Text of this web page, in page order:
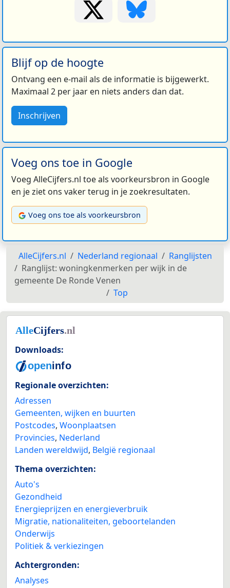
Blijf op de hoogte
Ontvang een e-mail als de informatie is bijgewerkt.
Maximaal 2 per jaar en niets anders dan dat.
Inschrijven
Voeg ons toe in Google
Voeg AlleCijfers.nl toe als voorkeursbron in Google
en je ziet ons vaker terug in je zoekresultaten.
Voeg ons toe als voorkeursbron
AlleCijfers.nl Nederland regionaal
Ranglijsten
Ranglijst: woningkenmerken per wijk in de
gemeente De Ronde Venen
Top
Downloads:
Regionale overzichten:
Adressen
Gemeenten, wijken en buurten
Postcodes, Woonplaatsen
Provincies, Nederland
Landen wereldwijd, België regionaal
Thema overzichten:
Auto's
Gezondheid
Energieprijzen en energieverbruik
Migratie, nationaliteiten, geboortelanden
Onderwijs
Politiek & verkiezingen
Achtergronden:
Analyses